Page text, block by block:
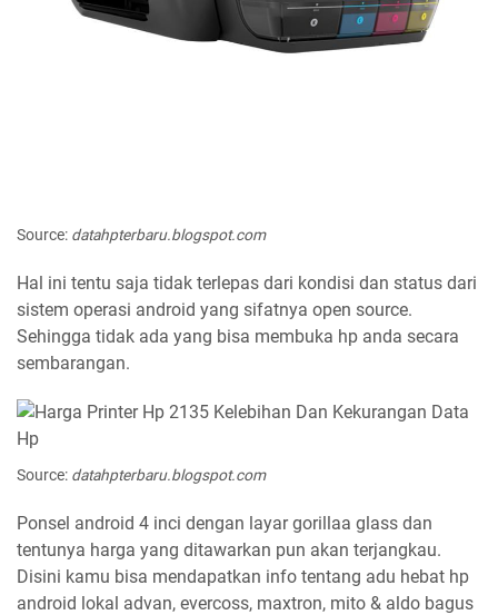
Source: datahpterbaru.blogspot.com
Hal ini tentu saja tidak terlepas dari kondisi dan status dari
sistem operasi android yang sifatnya open source.
Sehingga tidak ada yang bisa membuka hp anda secara
sembarangan.
Source: datahpterbaru.blogspot.com
Ponsel android 4 inci dengan layar gorillaa glass dan
tentunya harga yang ditawarkan pun akan terjangkau.
Disini kamu bisa mendapatkan info tentang adu hebat hp
android lokal advan, evercoss, maxtron, mito & aldo bagus